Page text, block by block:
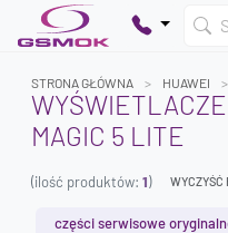
Dodaj
STRONA GŁÓWNA HUAWEI
MAGIC 5 LITE
(ilość produktów: 1) WYCZYŚĆ
części serwisowe